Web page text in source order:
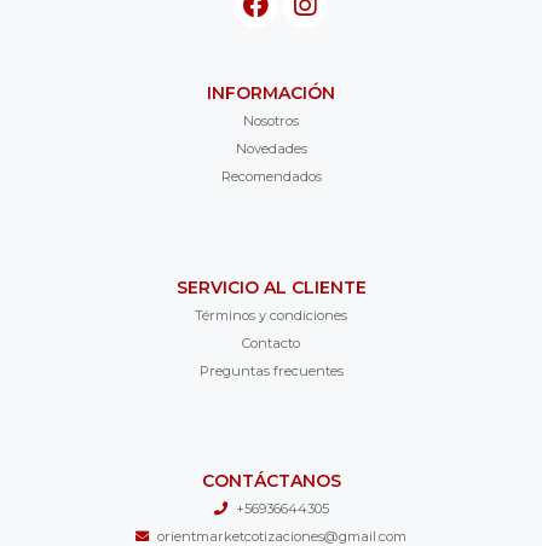
INFORMACIÓN
Nosotros
Novedades
Recomendados
SERVICIO AL CLIENTE
Términos y condiciones
Contacto
Preguntas frecuentes
CONTÁCTANOS
+56936644305
orientmarketcotizaciones@gmail.com